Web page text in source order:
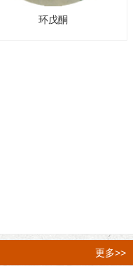
环戊酮
更多>>